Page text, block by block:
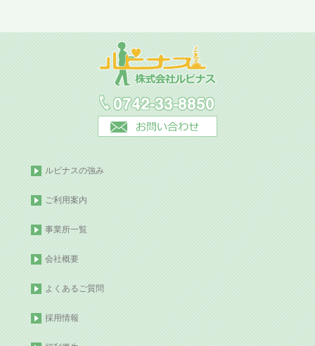
ルピナスの強み
ご利用案内
事業所一覧
会社概要
よくあるご質問
採用情報